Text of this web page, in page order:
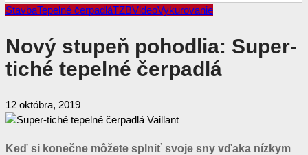
StavbaTepelné čerpadláTZBVideoVykurovanie
Nový stupeň pohodlia: Super-
tiché tepelné čerpadlá
12 októbra, 2019
Keď si konečne môžete splniť svoje sny vďaka nízkym